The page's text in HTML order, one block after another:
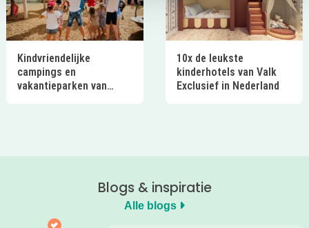
Kindvriendelijke
campings en
vakantieparken van
10x de leukste
kinderhotels van Valk
Exclusief in Nederland
Blogs & inspiratie
Alle blogs